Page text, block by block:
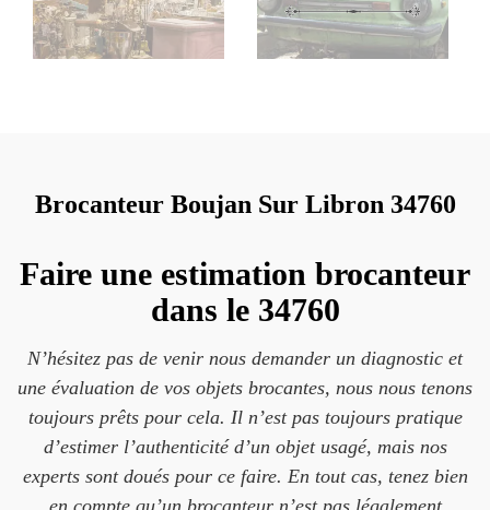
Brocanteur Boujan Sur Libron 34760
Faire une estimation brocanteur
dans le 34760
N’hésitez pas de venir nous demander un diagnostic et
une évaluation de vos objets brocantes, nous nous tenons
toujours prêts pour cela. Il n’est pas toujours pratique
d’estimer l’authenticité d’un objet usagé, mais nos
experts sont doués pour ce faire. En tout cas, tenez bien
en compte qu’un brocanteur n’est pas légalement